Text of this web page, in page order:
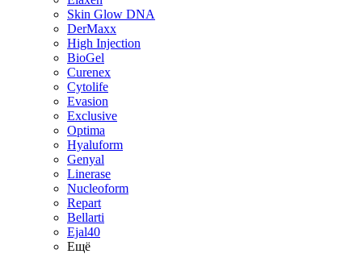
Skin Glow DNA
DerMaxx
High Injection
BioGel
Curenex
Cytolife
Evasion
Exclusive
Optima
Hyaluform
Genyal
Linerase
Nucleoform
Repart
Bellarti
Ejal40
Ещё